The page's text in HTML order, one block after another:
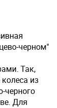
черном"
Так,
из
черного
Для